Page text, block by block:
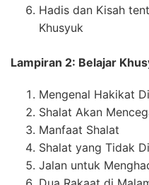
Hadis dan Kisah
Khusyuk
Lampiran 2: Belajar
Mengenal Hakikat
Shalat Akan
Manfaat Shalat
Shalat yang Tidak
Jalan untuk